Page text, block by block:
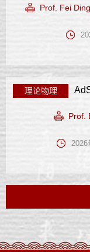
Prof. Fei
理论物理
Prof.
2026